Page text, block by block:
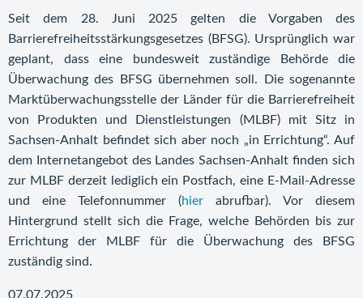
Seit dem 28. Juni 2025 gelten die Vorgaben des
Barrierefreiheitsstärkungsgesetzes (BFSG). Ursprünglich war
geplant, dass eine bundesweit zuständige Behörde die
Überwachung des BFSG übernehmen soll. Die sogenannte
Marktüberwachungsstelle der Länder für die Barrierefreiheit
von Produkten und Dienstleistungen (MLBF) mit Sitz in
Sachsen-Anhalt befindet sich aber noch „in Errichtung“. Auf
dem Internetangebot des Landes Sachsen-Anhalt finden sich
zur MLBF derzeit lediglich ein Postfach, eine E-Mail-Adresse
und eine Telefonnummer (hier abrufbar). Vor diesem
Hintergrund stellt sich die Frage, welche Behörden bis zur
Errichtung der MLBF für die Überwachung des BFSG
zuständig sind.
07.07.2025